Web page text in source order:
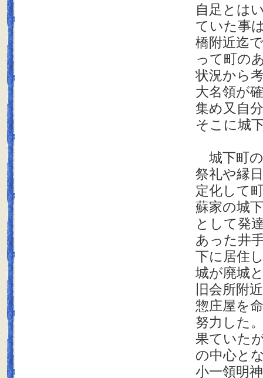
自足とは
ていた事
橋附近迄
って町の
状況から
大名領が
集め又自
そこに城
城下町の
祭礼や縁
定化して
蘇家の城
として発
あった井
下に居住
城が廃城
旧会所附近
惣庄屋を
努力した
果ていた
の中心と
小一領明